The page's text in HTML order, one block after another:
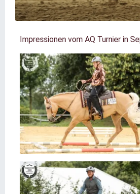
Impressionen vom AQ Turnier in